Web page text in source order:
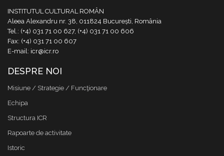
INSTITUTUL CULTURAL ROMÂN
Aleea Alexandru nr. 38, 011824 București, România
Tel.: (+4) 031 71 00 627, (+4) 031 71 00 606
Fax: (+4) 031 71 00 607
E-mail: icr@icr.ro
DESPRE NOI
Misiune / Strategie / Funcţionare
Echipa
Structura ICR
Rapoarte de activitate
Istoric